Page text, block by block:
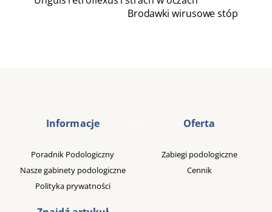
Brodawki wirusowe stóp
Informacje
Poradnik Podologiczny
Nasze gabinety podologiczne
Polityka prywatności
Oferta
Zabiegi podologiczne
Cennik